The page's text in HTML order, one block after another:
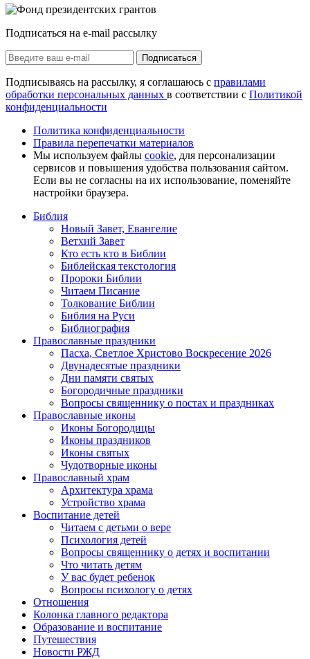
Подписаться на e-mail рассылку
Подписаться
Подписываясь на рассылку, я соглашаюсь с правилами
обработки персональных данных в соответствии с Политикой
конфиденциальности
Политика конфиденциальности
Правила перепечатки материалов
Мы используем файлы cookie, для персонализации
сервисов и повышения удобства пользования сайтом.
Если вы не согласны на их использование, поменяйте
настройки браузера.
Библия
Новый Завет, Евангелие
Ветхий Завет
Кто есть кто в Библии
Библейская текстология
Пророки Библии
Читаем Писание
Толкование Библии
Библия на Руси
Библиография
Православные праздники
Пасха, Светлое Христово Воскресение 2026
Двунадесятые праздники
Дни памяти святых
Богородичные праздники
Вопросы священнику о постах и праздниках
Православные иконы
Иконы Богородицы
Иконы праздников
Иконы святых
Чудотворные иконы
Православный храм
Архитектура храма
Устройство храма
Воспитание детей
Читаем с детьми о вере
Психология детей
Вопросы священнику о детях и воспитании
Что читать детям
У вас будет ребенок
Вопросы психологу о детях
Отношения
Колонка главного редактора
Образование и воспитание
Путешествия
Новости РЖД